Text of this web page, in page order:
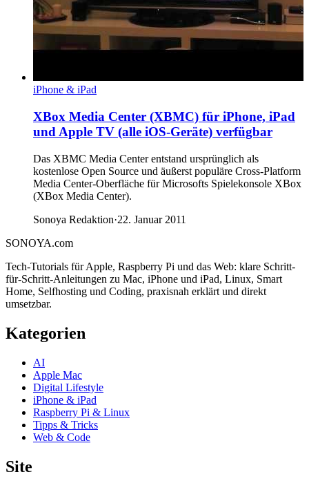
iPhone & iPad
XBox Media Center (XBMC) für iPhone, iPad
und Apple TV (alle iOS-Geräte) verfügbar
Das XBMC Media Center entstand ursprünglich als
kostenlose Open Source und äußerst populäre Cross-Platform
Media Center-Oberfläche für Microsofts Spielekonsole XBox
(XBox Media Center).
Sonoya Redaktion·22. Januar 2011
SONOYA.com
Tech-Tutorials für Apple, Raspberry Pi und das Web: klare Schritt-
für-Schritt-Anleitungen zu Mac, iPhone und iPad, Linux, Smart
Home, Selfhosting und Coding, praxisnah erklärt und direkt
umsetzbar.
Kategorien
AI
Apple Mac
Digital Lifestyle
iPhone & iPad
Raspberry Pi & Linux
Tipps & Tricks
Web & Code
Site